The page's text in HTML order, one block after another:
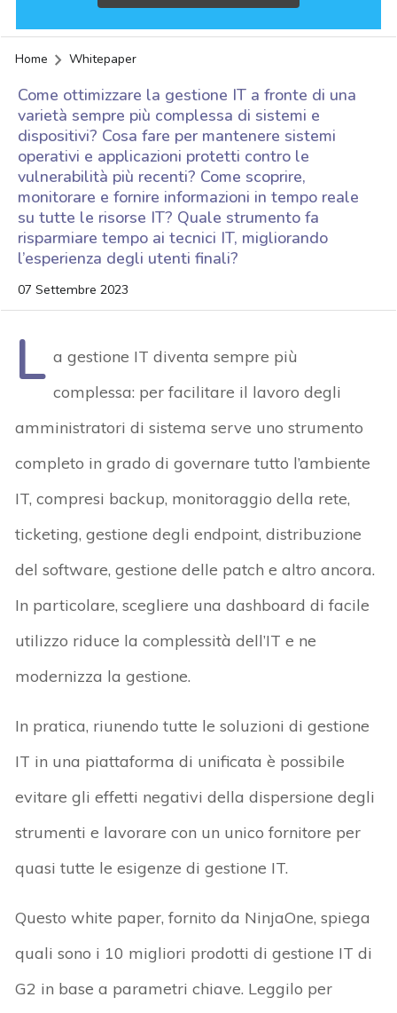
Home Whitepaper
Come ottimizzare la gestione IT a fronte di una
varietà sempre più complessa di sistemi e
dispositivi? Cosa fare per mantenere sistemi
operativi e applicazioni protetti contro le
vulnerabilità più recenti? Come scoprire,
monitorare e fornire informazioni in tempo reale
su tutte le risorse IT? Quale strumento fa
risparmiare tempo ai tecnici IT, migliorando
l’esperienza degli utenti finali?
07 Settembre 2023
L a gestione IT diventa sempre più
complessa: per facilitare il lavoro degli
amministratori di sistema serve uno strumento
completo in grado di governare tutto l’ambiente
IT, compresi backup, monitoraggio della rete,
ticketing, gestione degli endpoint, distribuzione
del software, gestione delle patch e altro ancora.
In particolare, scegliere una dashboard di facile
utilizzo riduce la complessità dell’IT e ne
modernizza la gestione.
In pratica, riunendo tutte le soluzioni di gestione
IT in una piattaforma di unificata è possibile
evitare gli effetti negativi della dispersione degli
strumenti e lavorare con un unico fornitore per
quasi tutte le esigenze di gestione IT.
Questo white paper, fornito da NinjaOne, spiega
quali sono i 10 migliori prodotti di gestione IT di
G2 in base a parametri chiave. Leggilo per